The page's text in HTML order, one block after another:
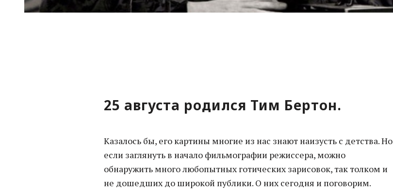
25 августа родился Тим Бертон.
Казалось бы, его картины многие из нас знают наизусть с детства. Но
если заглянуть в начало фильмографии режиссера, можно
обнаружить много любопытных готических зарисовок, так толком и
не дошедших до широкой публики. О них сегодня и поговорим.